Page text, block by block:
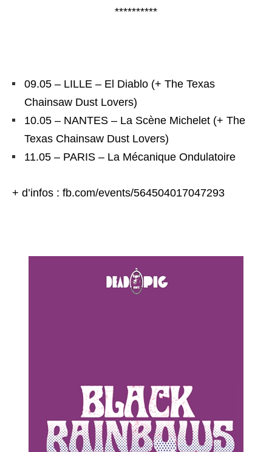
**********
09.05 – LILLE – El Diablo (+ The Texas
Chainsaw Dust Lovers)
10.05 – NANTES – La Scène Michelet (+ The
Texas Chainsaw Dust Lovers)
11.05 – PARIS – La Mécanique Ondulatoire
+ d’infos : fb.com/events/564504017047293